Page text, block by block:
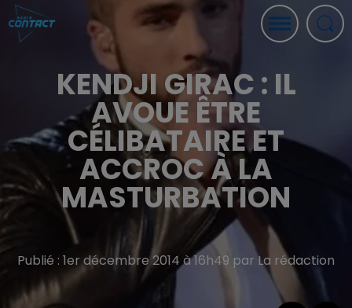
KENDJI GIRAC : IL
AVOUE ÊTRE
CÉLIBATAIRE ET
ACCROC À LA
MASTURBATION
Publié : 1er décembre 2014 à 16h49 par La rédaction